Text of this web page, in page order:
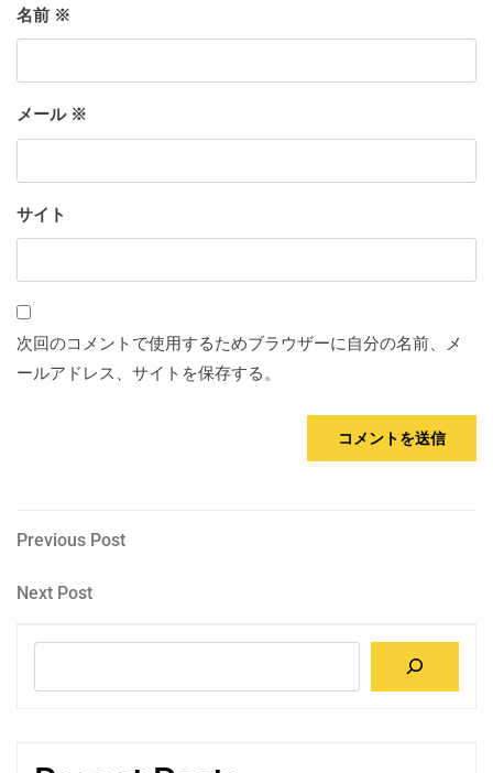
名前 ※
メール ※
サイト
次回のコメントで使用するためブラウザーに自分の名前、メ
ールアドレス、サイトを保存する。
投
稿
ナ
ー
Previous
Previous Post
Next
Next Post